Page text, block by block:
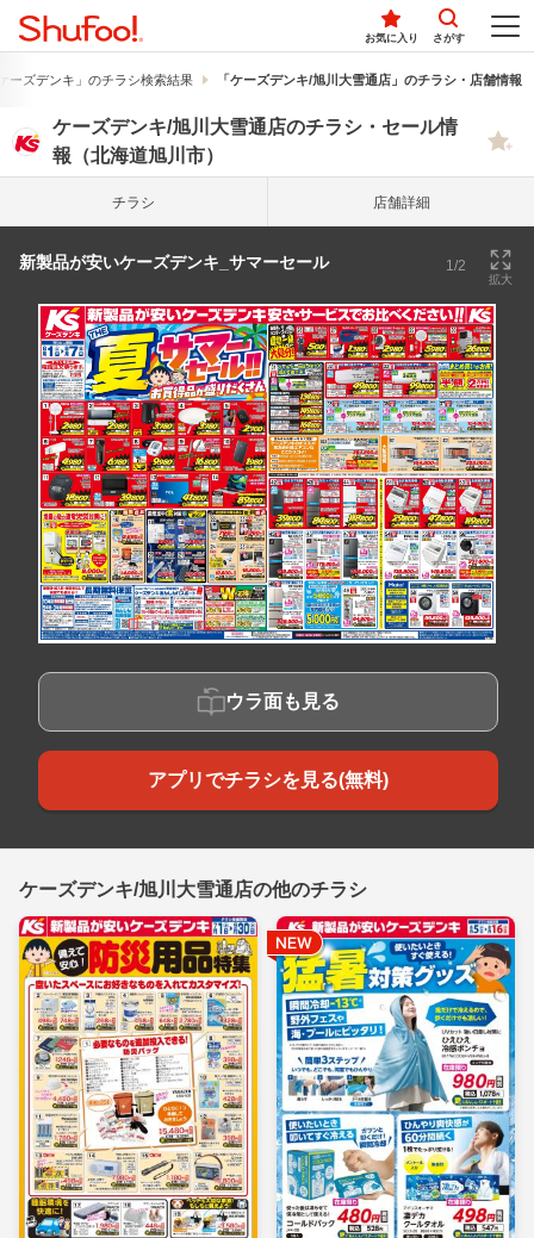
お気に入り さがす
ーズデンキ」のチラシ検索結果 「ケーズデンキ/旭川大雪通店」のチラシ・店舗情報
ケーズデンキ/旭川大雪通店のチラシ・セール情
報（北海道旭川市）
チラシ 店舗詳細
新製品が安いケーズデンキ_サマーセール 1/2
拡大
ウラ面も見る
アプリでチラシを見る(無料)
ケーズデンキ/旭川大雪通店の他のチラシ